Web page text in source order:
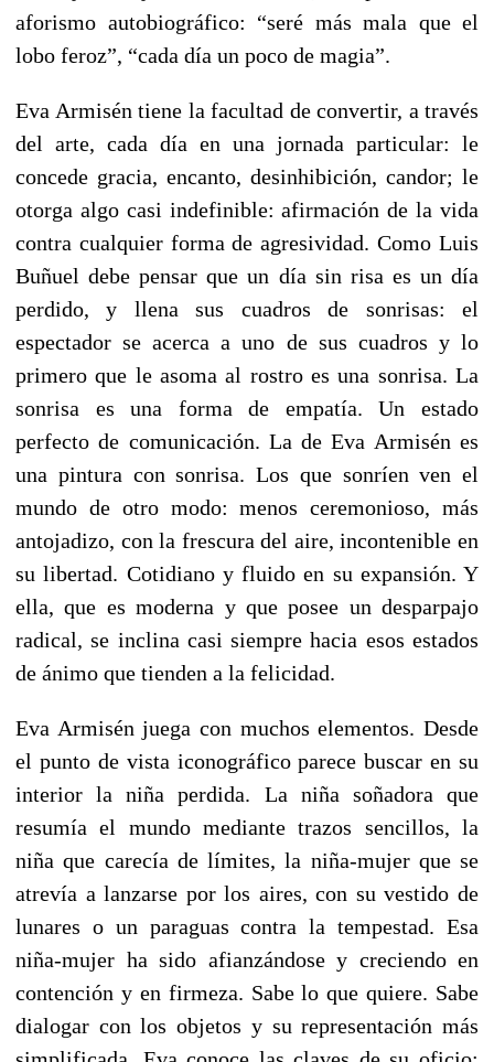
aforismo autobiográfico: “seré más mala que el
lobo feroz”, “cada día un poco de magia”.
Eva Armisén tiene la facultad de convertir, a través
del arte, cada día en una jornada particular: le
concede gracia, encanto, desinhibición, candor; le
otorga algo casi indefinible: afirmación de la vida
contra cualquier forma de agresividad. Como Luis
Buñuel debe pensar que un día sin risa es un día
perdido, y llena sus cuadros de sonrisas: el
espectador se acerca a uno de sus cuadros y lo
primero que le asoma al rostro es una sonrisa. La
sonrisa es una forma de empatía. Un estado
perfecto de comunicación. La de Eva Armisén es
una pintura con sonrisa. Los que sonríen ven el
mundo de otro modo: menos ceremonioso, más
antojadizo, con la frescura del aire, incontenible en
su libertad. Cotidiano y fluido en su expansión. Y
ella, que es moderna y que posee un desparpajo
radical, se inclina casi siempre hacia esos estados
de ánimo que tienden a la felicidad.
Eva Armisén juega con muchos elementos. Desde
el punto de vista iconográfico parece buscar en su
interior la niña perdida. La niña soñadora que
resumía el mundo mediante trazos sencillos, la
niña que carecía de límites, la niña-mujer que se
atrevía a lanzarse por los aires, con su vestido de
lunares o un paraguas contra la tempestad. Esa
niña-mujer ha sido afianzándose y creciendo en
contención y en firmeza. Sabe lo que quiere. Sabe
dialogar con los objetos y su representación más